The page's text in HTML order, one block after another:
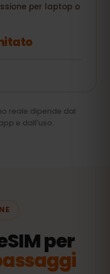
per laptop o
reale dipende dal
e dall'uso.
per